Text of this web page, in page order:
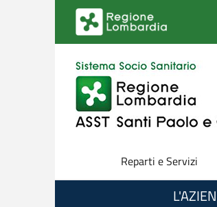
Salta al contenuto principale
Reparti e Servizi